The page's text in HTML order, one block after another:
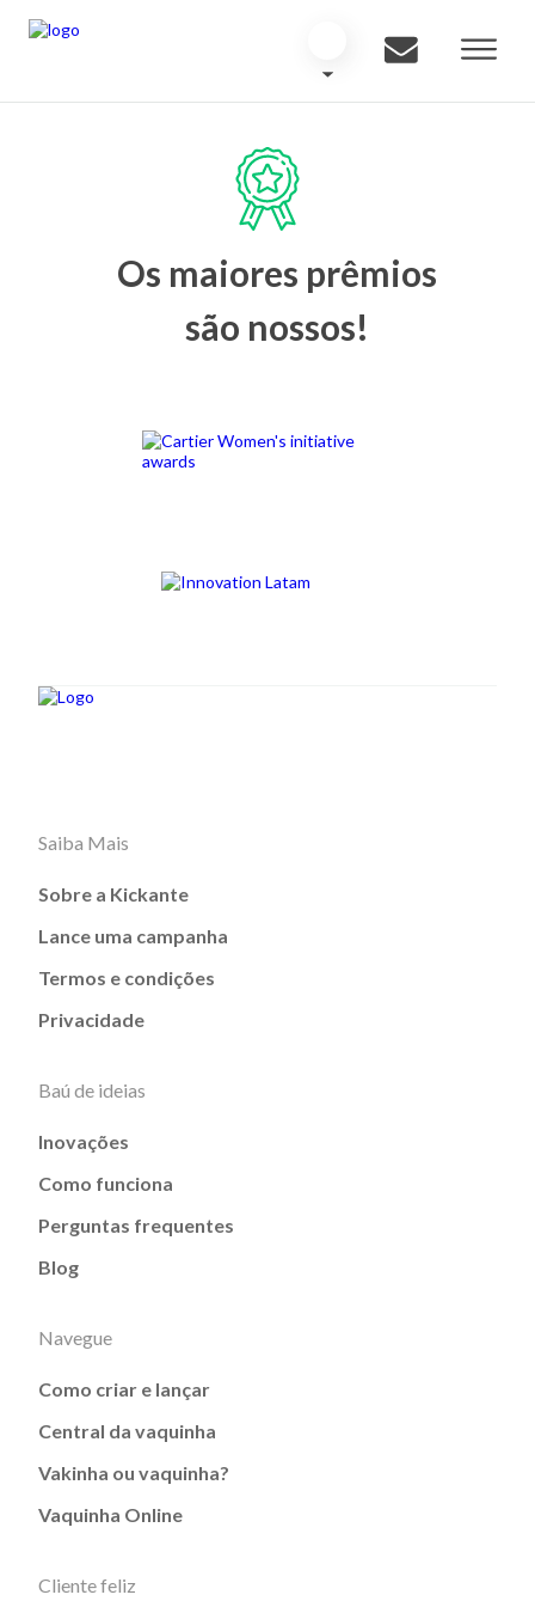
Os maiores prêmios
são nossos!
Saiba Mais
Sobre a Kickante
Lance uma campanha
Termos e condições
Privacidade
Baú de ideias
Inovações
Como funciona
Perguntas frequentes
Blog
Navegue
Como criar e lançar
Central da vaquinha
Vakinha ou vaquinha?
Vaquinha Online
Cliente feliz